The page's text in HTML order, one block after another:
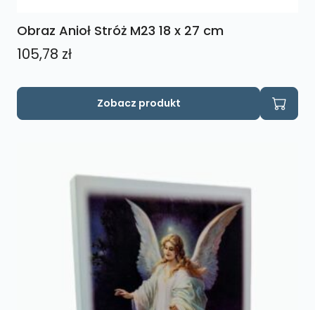
Obraz Anioł Stróż M23 18 x 27 cm
105,78 zł
Zobacz produkt